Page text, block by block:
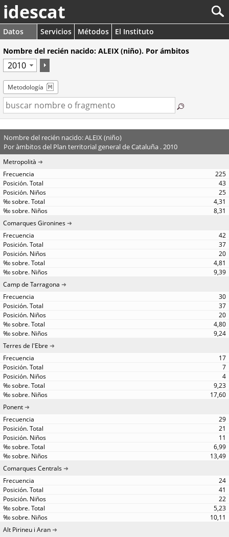
idescat
Datos Servicios Métodos
El Instituto
Nombre del recién nacido: ALEIX (niño). Por ámbitos
Metodología
Nombre del recién nacido: ALEIX (niño)
Por àmbitos del Plan territorial general de Cataluña . 2010
Metropolità
225
43
25
4,31
8,31
Comarques Gironines
42
37
20
4,81
9,39
Camp de Tarragona
30
37
20
4,80
9,24
Terres de l'Ebre
17
7
4
9,23
17,60
Ponent
29
21
11
6,99
13,49
Comarques Centrals
24
41
22
5,23
10,11
Alt Pirineu i Aran